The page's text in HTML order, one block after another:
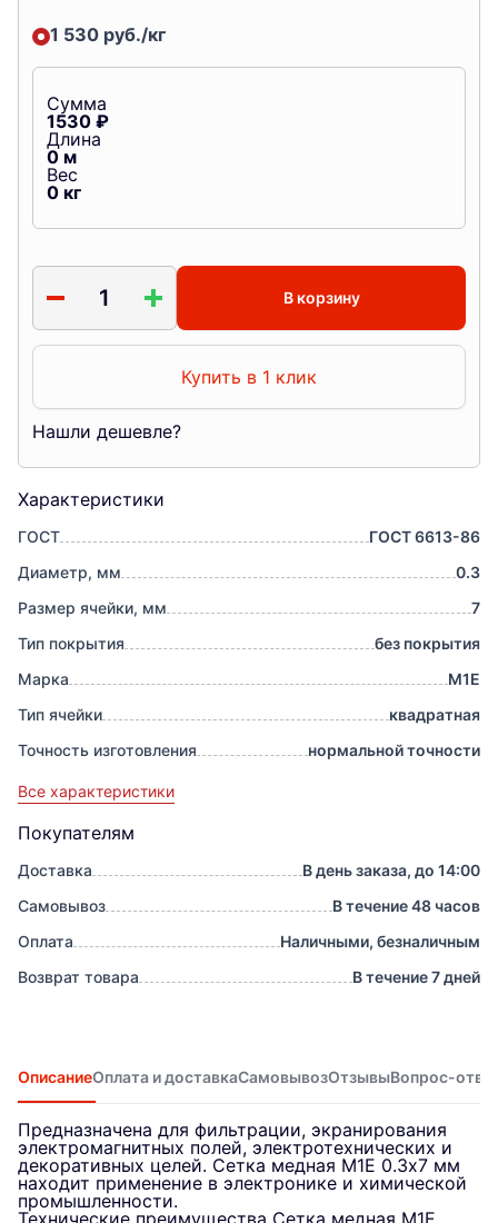
Характеристики
ГОСТ
ГОСТ 6613-86
Диаметр, мм
0.3
Размер ячейки, мм
7
Тип покрытия
без покрытия
Марка
М1Е
Тип ячейки
квадратная
Точность изготовления
нормальной точности
Все характеристики
Покупателям
Доставка
В день заказа, до 14:00
Самовывоз
В течение 48 часов
Оплата
Наличными, безналичным
Возврат товара
В течение 7 дней
1 530 руб./кг
Сумма
1530 ₽
Длина
0м
Вес
0 кг
В корзину
Купить в 1 клик
Нашли дешевле?
ОписаниеОплата и доставкаСамовывозОтзывыВопрос-
Предназначена для фильтрации, экранирования
электромагнитных полей, электротехнических и
декоративных целей. Сетка медная М1Е 0.3х7 мм
находит применение в электронике и химической
промышленности.